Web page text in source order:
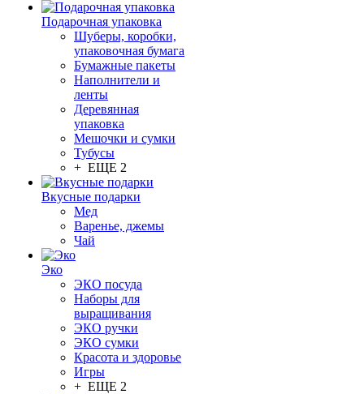
Подарочная упаковка
Шуберы, коробки,
упаковочная бумага
Бумажные пакеты
Наполнители и
ленты
Деревянная
упаковка
Мешочки и сумки
Тубусы
+ ЕЩЕ 2
Вкусные подарки
Мед
Варенье, джемы
Чай
Эко
ЭКО посуда
Наборы для
выращивания
ЭКО ручки
ЭКО сумки
Красота и здоровье
Игры
+ ЕЩЕ 2